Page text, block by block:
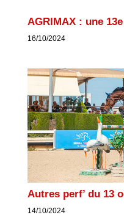
AGRIMAX : une
16/10/2024
Autres perf’ du 13
14/10/2024